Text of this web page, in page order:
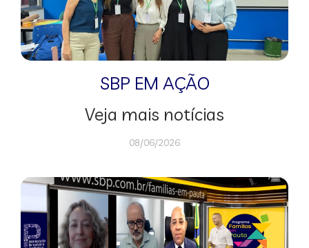
SBP EM AÇÃO
Veja mais notícias
08/06/2026